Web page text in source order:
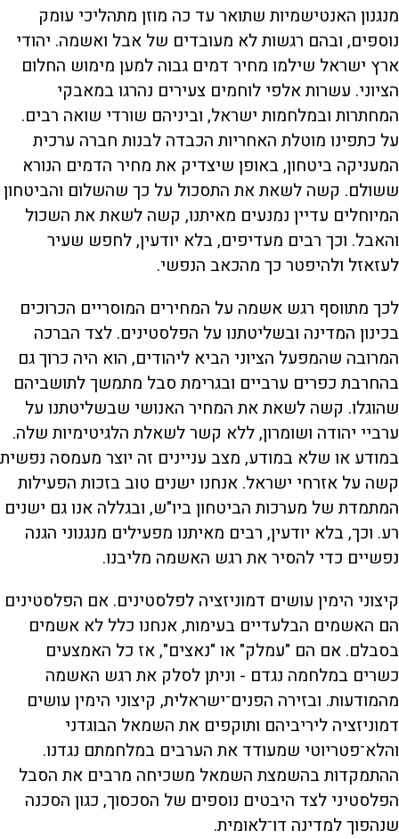
מנגנון האנטישמיות שתואר עד כה מוזן מתהליכי עומק
נוספים, ובהם רגשות לא מעובדים של אבל ואשמה. יהודי
ארץ ישראל שילמו מחיר דמים גבוה למען מימוש החלום
הציוני. עשרות אלפי לוחמים צעירים נהרגו במאבקי
המחתרות ובמלחמות ישראל, וביניהם שורדי שואה רבים.
על כתפינו מוטלת האחריות הכבדה לבנות חברה ערכית
המעניקה ביטחון, באופן שיצדיק את מחיר הדמים הנורא
ששולם. קשה לשאת את התסכול על כך שהשלום והביטחון
המיוחלים עדיין נמנעים מאיתנו, קשה לשאת את השכול
והאבל. וכך רבים מעדיפים, בלא יודעין, לחפש שעיר
לעזאזל ולהיפטר כך מהכאב הנפשי.
לכך מתווסף רגש אשמה על המחירים המוסריים הכרוכים
בכינון המדינה ובשליטתנו על הפלסטינים. לצד הברכה
המרובה שהמפעל הציוני הביא ליהודים, הוא היה כרוך גם
בהחרבת כפרים ערביים ובגרימת סבל מתמשך לתושביהם
שהוגלו. קשה לשאת את המחיר האנושי שבשליטתנו על
ערביי יהודה ושומרון, ללא קשר לשאלת הלגיטימיות שלה.
במודע או שלא במודע, מצב עניינים זה יוצר מעמסה נפשית
קשה על אזרחי ישראל. אנחנו ישנים טוב בזכות הפעילות
המתמדת של מערכות הביטחון ביו"ש, ובגללה אנו גם ישנים
רע. וכך, בלא יודעין, רבים מאיתנו מפעילים מנגנוני הגנה
נפשיים כדי להסיר את רגש האשמה מליבנו.
קיצוני הימין עושים דמוניזציה לפלסטינים. אם הפלסטינים
הם האשמים הבלעדיים בעימות, אנחנו כלל לא אשמים
בסבלם. אם הם "עמלק" או "נאצים", אז כל האמצעים
כשרים במלחמה נגדם - וניתן לסלק את רגש האשמה
מהמודעות. ובזירה הפנים־ישראלית, קיצוני הימין עושים
דמוניזציה ליריביהם ותוקפים את השמאל הבוגדני
והלא־פטריוטי שמעודד את הערבים במלחמתם נגדנו.
ההתמקדות בהשמצת השמאל משכיחה מרבים את הסבל
הפלסטיני לצד היבטים נוספים של הסכסוך, כגון הסכנה
שנהפוך למדינה דו־לאומית.